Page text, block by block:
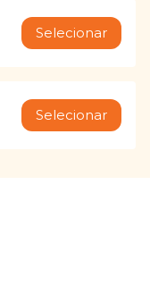
Selecionar
Selecionar